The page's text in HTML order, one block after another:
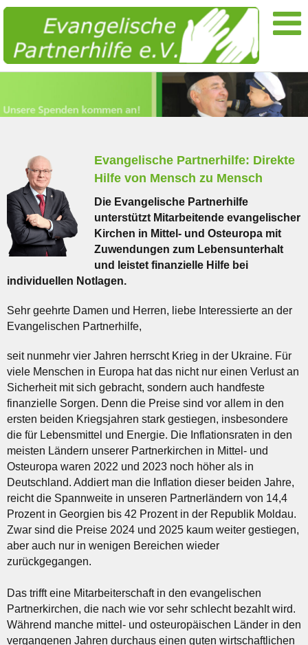
Evangelische Partnerhilfe: Direkte
Hilfe von Mensch zu Mensch
Die Evangelische Partnerhilfe
unterstützt Mitarbeitende evangelischer
Kirchen in Mittel- und Osteuropa mit
Zuwendungen zum Lebensunterhalt
und leistet finanzielle Hilfe bei
individuellen Notlagen.
Sehr geehrte Damen und Herren, liebe Interessierte an der
Evangelischen Partnerhilfe,
seit nunmehr vier Jahren herrscht Krieg in der Ukraine. Für
viele Menschen in Europa hat das nicht nur einen Verlust an
Sicherheit mit sich gebracht, sondern auch handfeste
finanzielle Sorgen. Denn die Preise sind vor allem in den
ersten beiden Kriegsjahren stark gestiegen, insbesondere
die für Lebensmittel und Energie. Die Inflationsraten in den
meisten Ländern unserer Partnerkirchen in Mittel- und
Osteuropa waren 2022 und 2023 noch höher als in
Deutschland. Addiert man die Inflation dieser beiden Jahre,
reicht die Spannweite in unseren Partnerländern von 14,4
Prozent in Georgien bis 42 Prozent in der Republik Moldau.
Zwar sind die Preise 2024 und 2025 kaum weiter gestiegen,
aber auch nur in wenigen Bereichen wieder
zurückgegangen.
Das trifft eine Mitarbeiterschaft in den evangelischen
Partnerkirchen, die nach wie vor sehr schlecht bezahlt wird.
Während manche mittel- und osteuropäischen Länder in den
vergangenen Jahren durchaus einen guten wirtschaftlichen